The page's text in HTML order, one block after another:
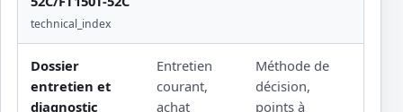
technical_index
Dossier
entretien et
diagnostic
Entretien
courant,
achat
Méthode de
décision,
points à